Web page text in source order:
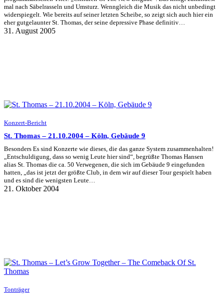
mal nach Säbelrasseln und Umsturz. Wenngleich die Musik das nicht unbedingt
widerspiegelt. Wie bereits auf seiner letzten Scheibe, so zeigt sich auch hier ein
eher gutgelaunter St. Thomas, der seine depressive Phase definitiv…
31. August 2005
Konzert-Bericht
St. Thomas – 21.10.2004 – Köln, Gebäude 9
Besonders Es sind Konzerte wie dieses, die das ganze System zusammenhalten!
„Entschuldigung, dass so wenig Leute hier sind“, begrüßte Thomas Hansen
alias St. Thomas die ca. 50 Verwegenen, die sich im Gebäude 9 eingefunden
hatten, „das ist jetzt der größte Club, in dem wir auf dieser Tour gespielt haben
und es sind die wenigsten Leute…
21. Oktober 2004
Tonträger